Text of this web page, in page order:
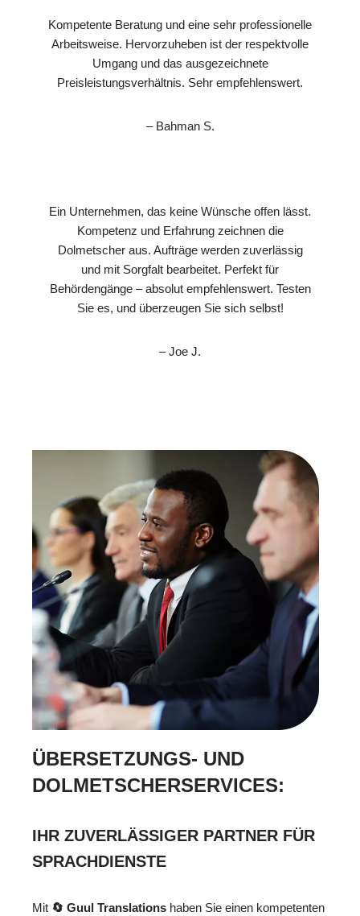
Kompetente Beratung und eine sehr professionelle
Arbeitsweise. Hervorzuheben ist der respektvolle
Umgang und das ausgezeichnete
Preisleistungsverhältnis. Sehr empfehlenswert.
– Bahman S.
Ein Unternehmen, das keine Wünsche offen lässt.
Kompetenz und Erfahrung zeichnen die
Dolmetscher aus. Aufträge werden zuverlässig
und mit Sorgfalt bearbeitet. Perfekt für
Behördengänge – absolut empfehlenswert. Testen
Sie es, und überzeugen Sie sich selbst!
– Joe J.
ÜBERSETZUNGS- UND
DOLMETSCHERSERVICES:
IHR ZUVERLÄSSIGER PARTNER FÜR
SPRACHDIENSTE
Mit 🔄 Guul Translations haben Sie einen kompetenten